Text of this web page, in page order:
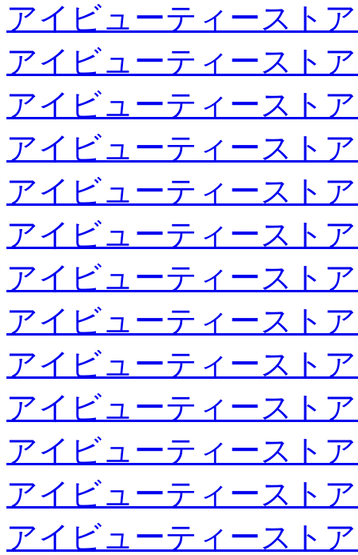
アイビューティースト
アイビューティースト
アイビューティースト
アイビューティースト
アイビューティースト
アイビューティースト
アイビューティースト
アイビューティースト
アイビューティースト
アイビューティースト
アイビューティースト
アイビューティースト
アイビューティースト